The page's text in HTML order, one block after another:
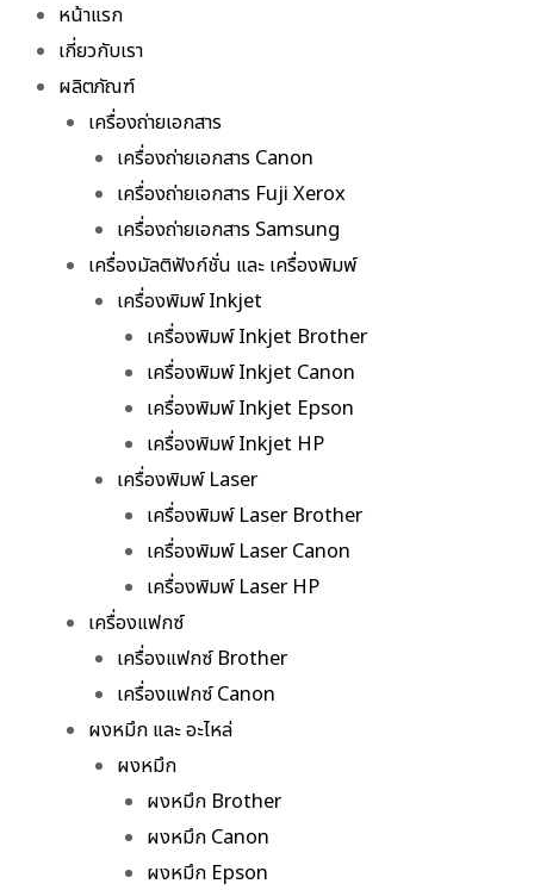
หน้าแรก
เกี่ยวกับเรา
ผลิตภัณฑ์
เครื่องถ่ายเอกสาร
เครื่องถ่ายเอกสาร Canon
เครื่องถ่ายเอกสาร Fuji Xerox
เครื่องถ่ายเอกสาร Samsung
เครื่องมัลติฟังก์ชั่น และ เครื่องพิมพ์
เครื่องพิมพ์ Inkjet
เครื่องพิมพ์ Inkjet Brother
เครื่องพิมพ์ Inkjet Canon
เครื่องพิมพ์ Inkjet Epson
เครื่องพิมพ์ Inkjet HP
เครื่องพิมพ์ Laser
เครื่องพิมพ์ Laser Brother
เครื่องพิมพ์ Laser Canon
เครื่องพิมพ์ Laser HP
เครื่องแฟกซ์
เครื่องแฟกซ์ Brother
เครื่องแฟกซ์ Canon
ผงหมึก และ อะไหล่
ผงหมึก
ผงหมึก Brother
ผงหมึก Canon
ผงหมึก Epson